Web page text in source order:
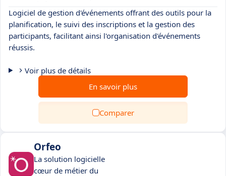
Logiciel de gestion d'événements offrant des outils pour la
planification, le suivi des inscriptions et la gestion des
participants, facilitant ainsi l'organisation d'événements
réussis.
Voir plus de détails
En savoir plus
Comparer
Orfeo
La solution logicielle
cœur de métier du